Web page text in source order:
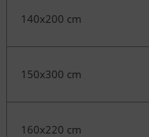
140x200 cm
150x300 cm
160x220 cm